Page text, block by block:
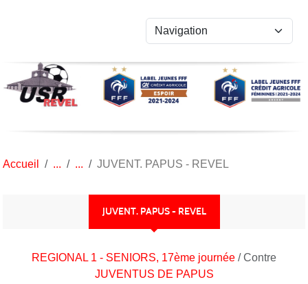
Accueil JUVENT. PAPUS - REVEL
JUVENT. PAPUS - REVEL
REGIONAL 1 - SENIORS, 17ème journée / Contre
JUVENTUS DE PAPUS